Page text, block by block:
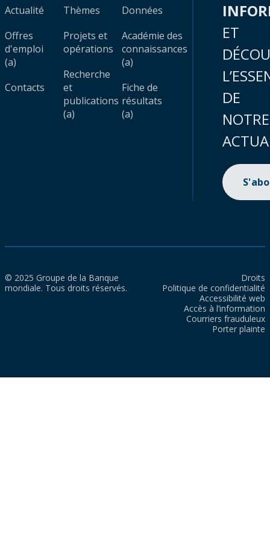
Actualité
Offres
d'emploi
(a)
Contacts
Thèmes
Projets et
opérations
Recherche
et
publications
(a)
Données
Académie des
connaissances
(a)
Fiche de
résultats
(a)
ET
DE
NOTRE
© 2025 Groupe de la Banque
mondiale. Tous droits réservés.
Droits
Politique de confidentialité
Accessibilité web
Accès à l’information
Courriers frauduleux
Porter plainte